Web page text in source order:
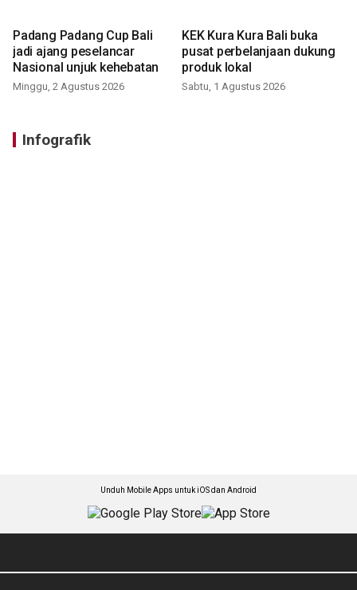
Padang Padang Cup Bali
jadi ajang peselancar
Nasional unjuk kehebatan
Minggu, 2 Agustus 2026
KEK Kura Kura Bali buka
pusat perbelanjaan dukung
produk lokal
Sabtu, 1 Agustus 2026
Infografik
Unduh Mobile Apps untuk iOS dan Android